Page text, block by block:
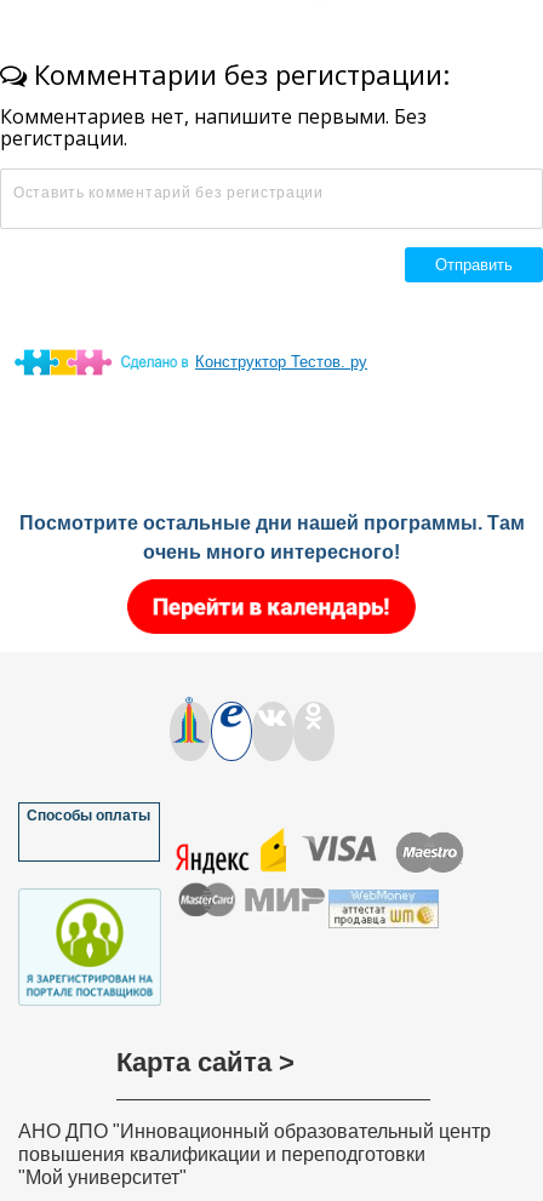
Конструктор Тестов. ру
Посмотрите остальные дни нашей программы. Там
очень много интересного!
Способы оплаты
Карта сайта >
АНО ДПО "Инновационный образовательный центр
повышения квалификации и переподготовки
"Мой университет"